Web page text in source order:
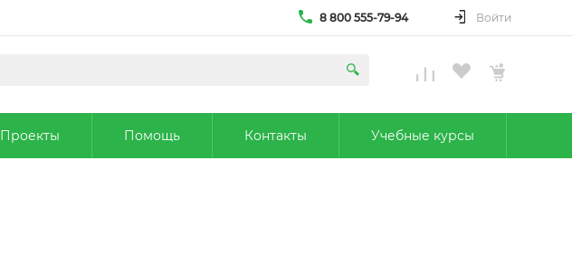
8 800 555-79-94 Войти
Проекты Помощь Контакты Учебные курсы